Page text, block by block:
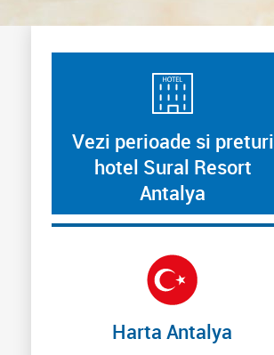
Vezi perioade si preturi
hotel Sural Resort
Antalya
Harta Antalya